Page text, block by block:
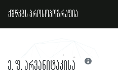
ქშწკგს პროსოპოგრაფია
ე. ფ. არვანიტაკისა